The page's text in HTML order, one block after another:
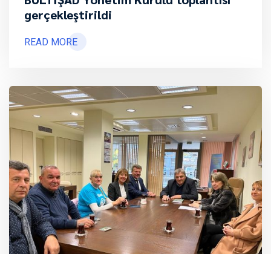
gerçekleştirildi
READ MORE